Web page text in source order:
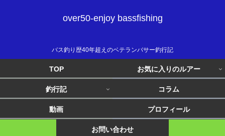
over50-enjoy bassfishing
バス釣り歴40年超えのベテランバサー釣行記
TOP お気に入りのルアー
釣行記 コラム
動画 プロフィール
お問い合わせ